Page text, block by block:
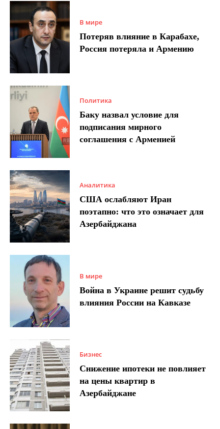
В мире
Потеряв влияние в Карабахе,
Россия потеряла и Армению
Политика
Баку назвал условие для
подписания мирного
соглашения с Арменией
Аналитика
США ослабляют Иран
поэтапно: что это означает для
Азербайджана
В мире
Война в Украине решит судьбу
влияния России на Кавказе
Бизнес
Снижение ипотеки не повлияет
на цены квартир в
Азербайджане